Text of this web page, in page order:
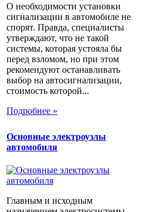
О необходимости установки
сигнализации в автомобиле не
спорят. Правда, специалисты
утверждают, что не такой
системы, которая устояла бы
перед взломом, но при этом
рекомендуют останавливать
выбор на автосигнализации,
стоимость которой...
Подробнее »
Основные электроузлы
автомобиля
Главным и исходным